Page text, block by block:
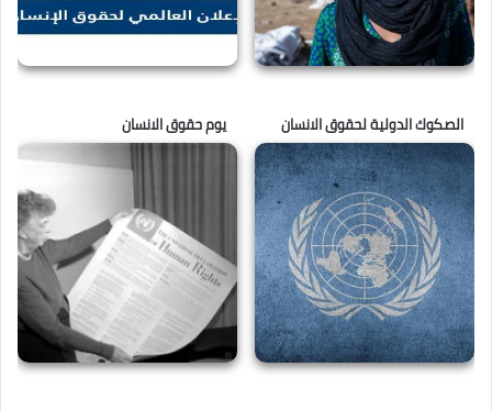
الصكوك الدولية لحقوق الانسان يوم حقوق الانسان